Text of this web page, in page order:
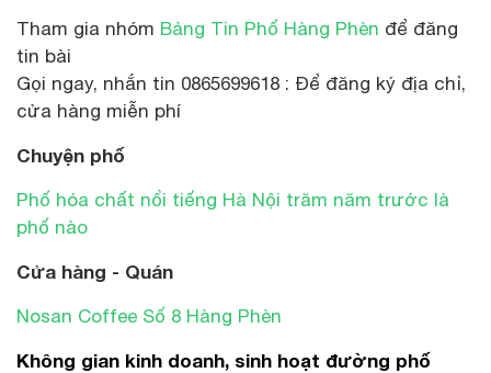
Tham gia nhóm Bảng Tin Phố Hàng Phèn để đăng
tin bài
Gọi ngay, nhắn tin 0865699618 : Để đăng ký địa chỉ,
cửa hàng miễn phí
Chuyện phố
Phố hóa chất nổi tiếng Hà Nội trăm năm trước là
phố nào
Cửa hàng - Quán
Nosan Coffee Số 8 Hàng Phèn
Không gian kinh doanh, sinh hoạt đường phố